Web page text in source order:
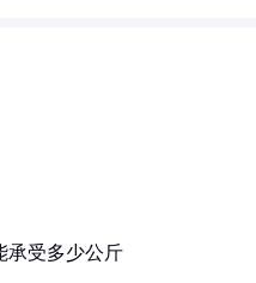
承受多少公斤